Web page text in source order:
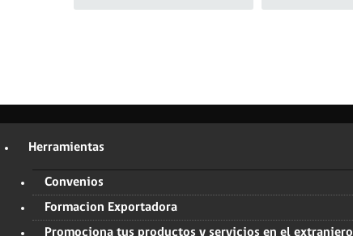
Herramientas
Convenios
Formacion Exportadora
Promociona tus productos y servicios en el extranjero